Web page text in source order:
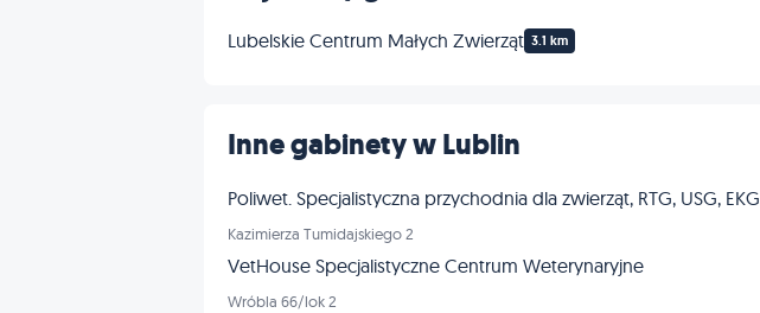
Lubelskie Centrum Małych Zwierząt 3.1 km
Inne gabinety w Lublin
Poliwet. Specjalistyczna przychodnia dla zwierząt, RTG, USG, EKG
Kazimierza Tumidajskiego 2
VetHouse Specjalistyczne Centrum Weterynaryjne
Wróbla 66/lok 2